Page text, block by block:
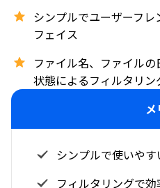
シンプルでユーザーフ
フェイス
ファイル名、ファイル
状態によるフィルタリン
メ
シンプルで使いやす
フィルタリングで効